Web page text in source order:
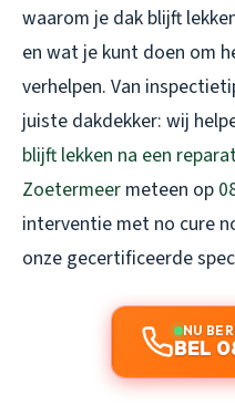
waarom je dak blijft
en wat je kunt doen om
verhelpen. Van
juiste dakdekker: wij
blijft lekken na een
Zoetermeer meteen op
interventie met no cure
onze gecertificeerde
NU
BEL